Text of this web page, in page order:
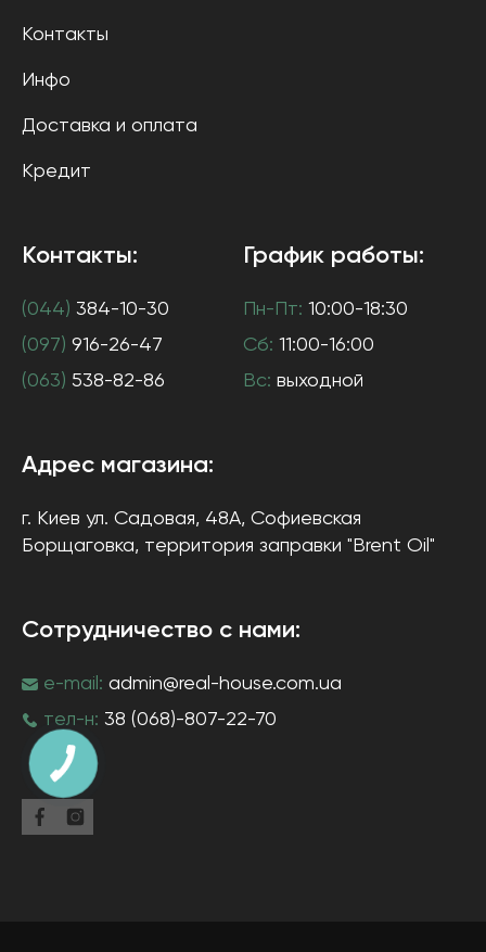
Контакты
Инфо
Доставка и оплата
Кредит
Контакты:
(044) 384-10-30
(097) 916-26-47
(063) 538-82-86
График работы:
Пн-Пт: 10:00-18:30
Сб: 11:00-16:00
Вс: выходной
Адрес магазина:
г. Киев ул. Садовая, 48А, Софиевская
Борщаговка, территория заправки "Brent Oil"
Сотрудничество с нами:
e-mail: admin@real-house.com.ua
тел-н: 38 (068)-807-22-70